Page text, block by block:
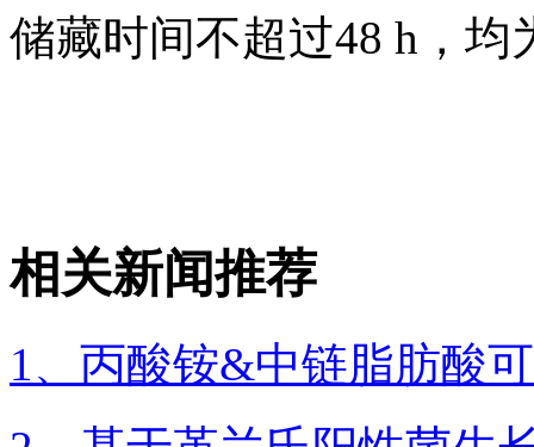
储藏时间不超过48 h，均
相关新闻推荐
1、丙酸铵&中链脂肪酸